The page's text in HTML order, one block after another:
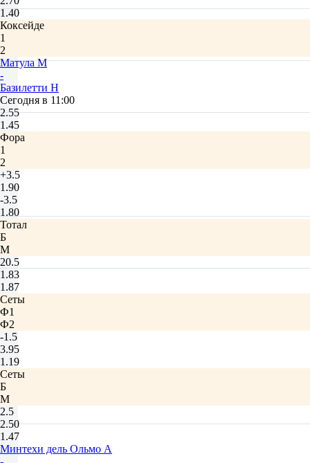
1.40
Коксейде
1
2
Матула М
-
Базилетти Н
Сегодня в 11:00
2.55
1.45
Фора
1
2
+3.5
1.90
-3.5
1.80
Тотал
Б
М
20.5
1.83
1.87
Сеты
Ф1
Ф2
-1.5
3.95
1.19
Сеты
Б
М
2.5
2.50
1.47
Минтехи дель Ольмо А